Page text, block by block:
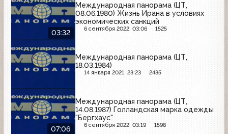
03:32
Международная панорама (ЦТ,
08.06.1980) Жизнь Ирана в условиях
экономических санкций
6 сентября 2022, 03:06 1525
Международная панорама (ЦТ,
18.03.1984)
14 января 2021, 23:23 2435
07:06
Международная панорама (ЦТ,
14.08.1987) Голландская марка одежды
"Бергхаус"
6 сентября 2022, 03:19 1598